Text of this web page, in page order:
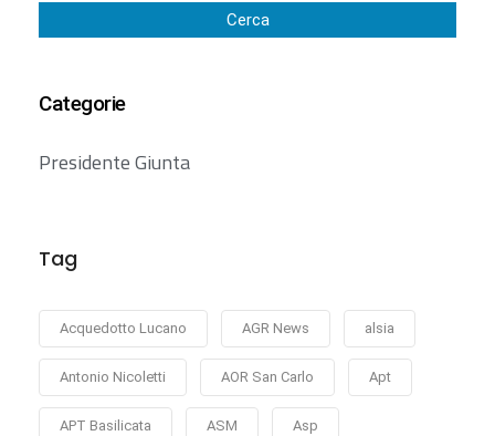
Cerca
Categorie
Presidente Giunta
Tag
Acquedotto Lucano AGR News alsia
Antonio Nicoletti AOR San Carlo Apt
APT Basilicata ASM Asp